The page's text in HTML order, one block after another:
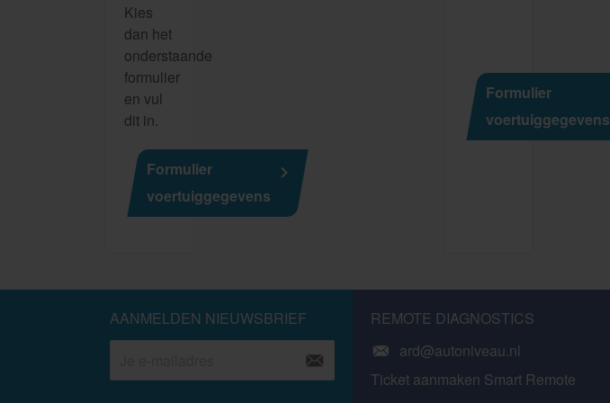
Kies
dan het
onderstaande
formulier
en vul
dit in.
Formulier
voertuiggegevens
Formulier
voertuiggegevens
AANMELDEN NIEUWSBRIEF
REMOTE DIAGNOSTICS
ard@autoniveau.nl
Ticket aanmaken Smart Remote